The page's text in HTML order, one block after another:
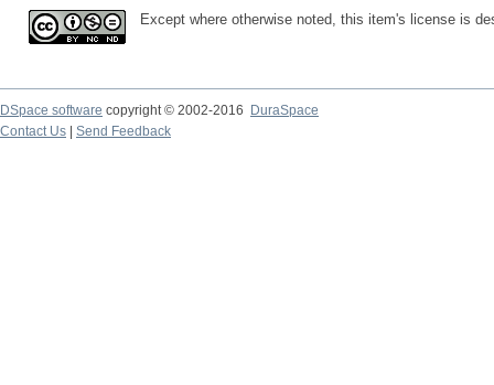
Except where otherwise noted, this item's license is
DSpace software copyright © 2002-2016
DuraSpace
Contact Us
Send Feedback